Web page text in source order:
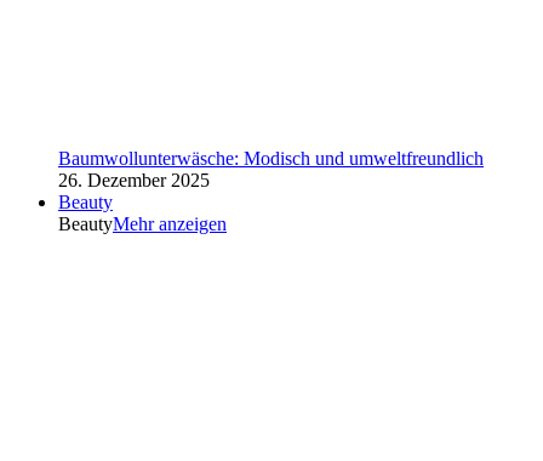
Baumwollunterwäsche: Modisch und umweltfreundlich
26. Dezember 2025
Beauty
BeautyMehr anzeigen